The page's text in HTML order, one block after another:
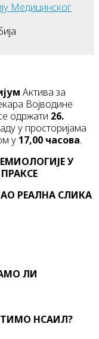
Медицинског
Актива за
Војводине
одржати 26.
у просторијама
у 17,00 часова.
У
РЕАЛНА СЛИКА
ЛИ
НСАИЛ?